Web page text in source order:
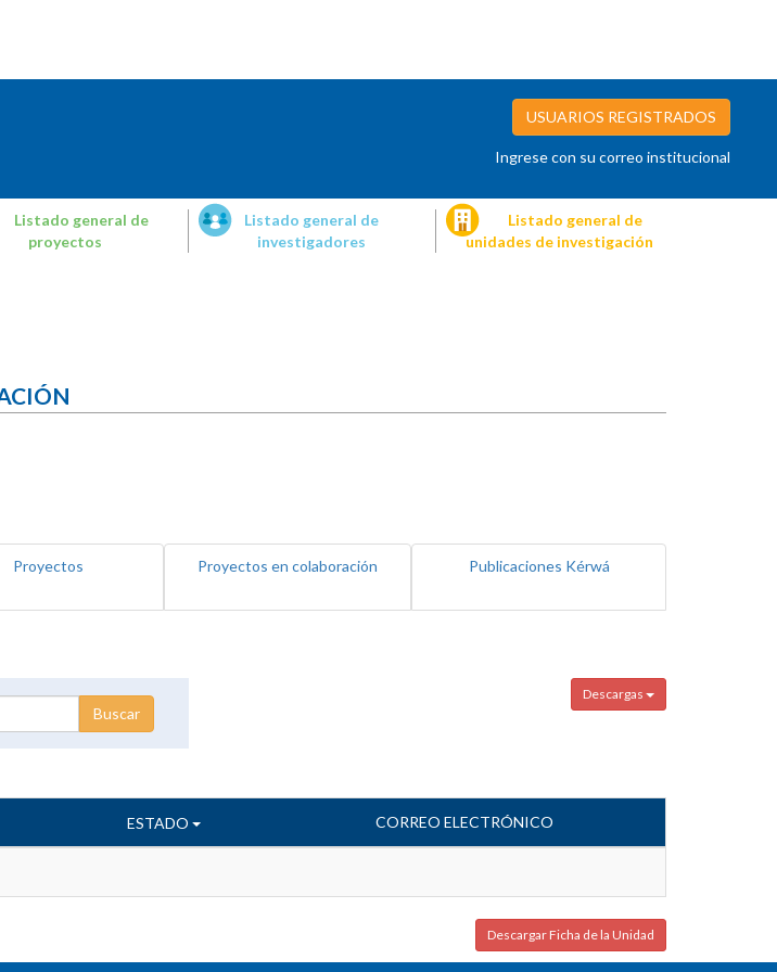
USUARIOS REGISTRADOS
Ingrese con su correo institucional
Listado general de
proyectos
Listado general de
investigadores
Listado general de
unidades de investigación
Proyectos Proyectos en colaboración Publicaciones Kérwá
Descargas
ESTADO CORREO ELECTRÓNICO
Descargar Ficha de la Unidad